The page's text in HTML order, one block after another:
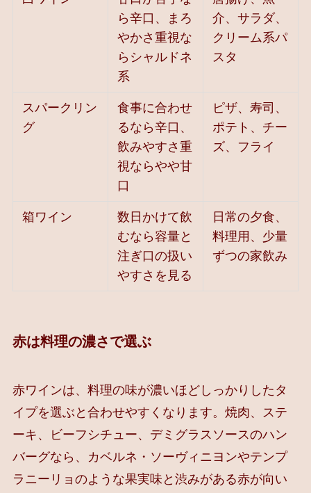
ら辛口、まろ
やかさ重視な
らシャルドネ
系
介、サラダ、
クリーム系パ
スタ
スパークリン
グ
食事に合わせ
るなら辛口、
飲みやすさ重
視ならやや甘
口
ピザ、寿司、
ポテト、チー
ズ、フライ
箱ワイン
数日かけて飲
むなら容量と
注ぎ口の扱い
やすさを見る
日常の夕食、
料理用、少量
ずつの家飲み
赤は料理の濃さで選ぶ
赤ワインは、料理の味が濃いほどしっかりしたタ
イプを選ぶと合わせやすくなります。焼肉、ステ
ーキ、ビーフシチュー、デミグラスソースのハン
バーグなら、カベルネ・ソーヴィニヨンやテンプ
ラニーリョのような果実味と渋みがある赤が向い